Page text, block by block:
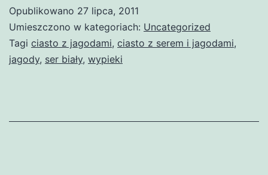
Opublikowano 27 lipca, 2011
Umieszczono w kategoriach: Uncategorized
Tagi ciasto z jagodami, ciasto z serem i jagodami,
jagody, ser biały, wypieki